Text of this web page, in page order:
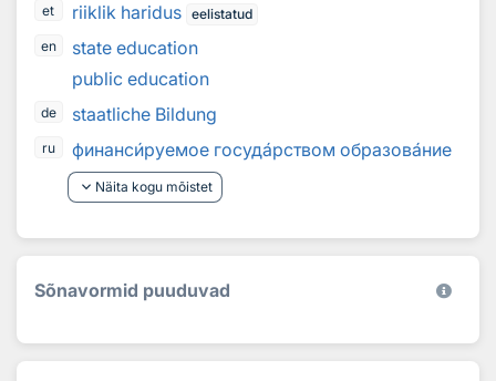
et
riiklik haridus eelistatud
en
state education
public education
de staatliche Bildung
ru финансируемое государством образование
keyboard_arrow_down Näita kogu mõistet
Sõnavormid puuduvad